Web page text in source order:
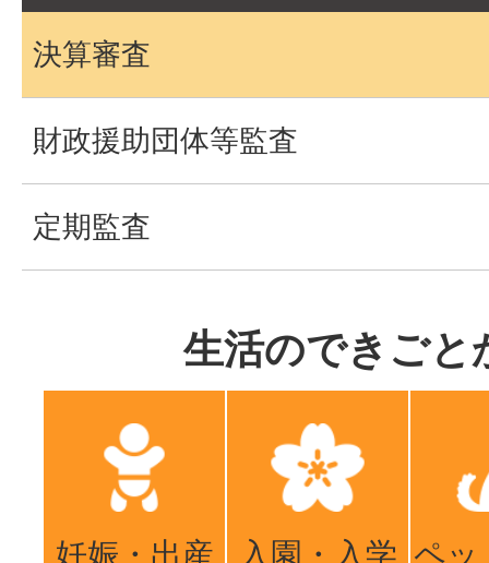
決算審査
財政援助団体等監査
定期監査
生活のできごと
妊娠・出産 入園・入学 ペッ